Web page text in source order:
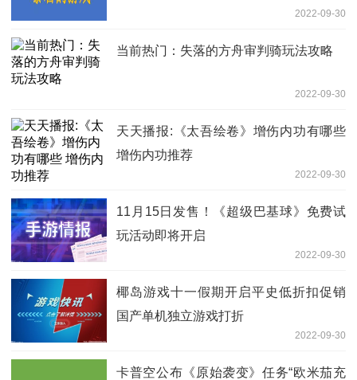
2022-09-30
当前热门：失落的方舟审判骑玩法攻略
2022-09-30
天天播报:《太吾绘卷》增伤内功有哪些
增伤内功推荐
2022-09-30
11月15日发售！《超级巴基球》免费试
玩活动即将开启
2022-09-30
椰岛游戏十一假期开启平史低折扣促销
国产单机独立游戏打折
2022-09-30
卡普空公布《原始袭变》任务“欧米茄充